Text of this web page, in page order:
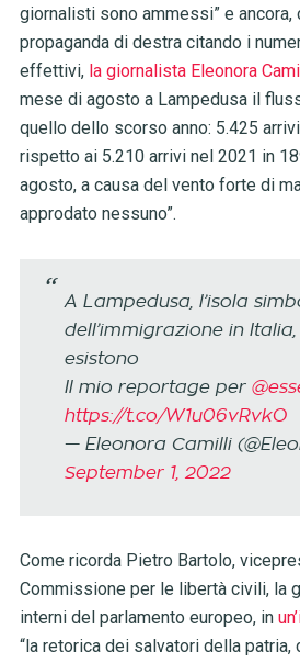
giornalisti sono ammessi” e ancora,
propaganda di destra citando i
effettivi, la giornalista Eleonora
mese di agosto a Lampedusa il
quello dello scorso anno: 5.425
rispetto ai 5.210 arrivi nel 2021 in
agosto, a causa del vento forte di
approdato nessuno”.
A Lampedusa, l’isola
dell’immigrazione in
esistono
Il mio reportage per ⁦
https://t.co/W1u06vRvkO
— Eleonora Camilli
September 1, 2022
Come ricorda Pietro Bartolo,
Commissione per le libertà civili, la
interni del parlamento europeo, in
“la retorica dei salvatori della patria,